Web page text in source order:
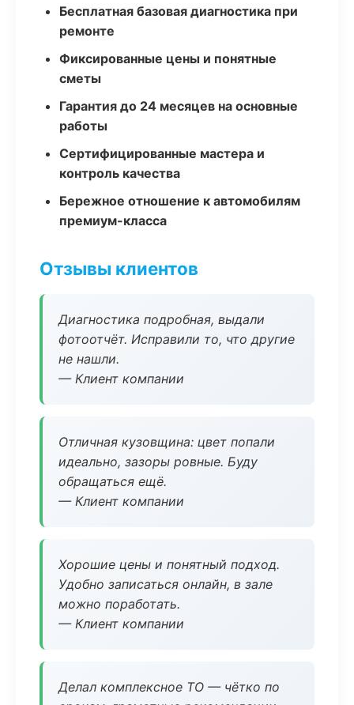
Бесплатная базовая диагностика при
ремонте
Фиксированные цены и понятные
сметы
Гарантия до 24 месяцев на основные
работы
Сертифицированные мастера и
контроль качества
Бережное отношение к автомобилям
премиум-класса
Отзывы клиентов
Диагностика подробная, выдали
фотоотчёт. Исправили то, что другие
не нашли.
— Клиент компании
Отличная кузовщина: цвет попали
идеально, зазоры ровные. Буду
обращаться ещё.
— Клиент компании
Хорошие цены и понятный подход.
Удобно записаться онлайн, в зале
можно поработать.
— Клиент компании
Делал комплексное ТО — чётко по